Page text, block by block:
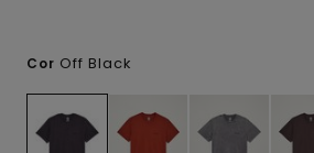
Cor Off Black